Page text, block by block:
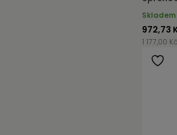
Skladem
972,73
1 177,00